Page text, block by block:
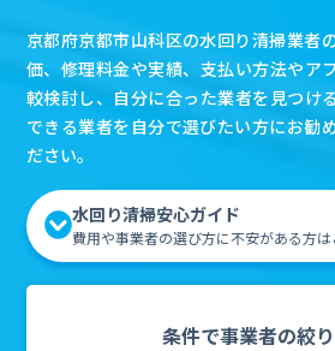
京都府京都市山科区の水回り清掃業者
価、修理料金や実績、支払い方法やア
較検討し、自分に合った業者を見つけ
できる業者を自分で選びたい方にお勧
ださい。
水回り清掃安心ガイド
費用や事業者の選び方に不安がある方は
条件で事業者の絞